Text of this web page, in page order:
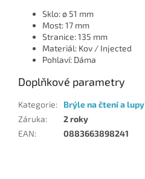
Sklo: ø 51 mm
Most: 17 mm
Stranice: 135 mm
Materiál: Kov / Injected
Pohlaví: Dáma
Doplňkové parametry
Kategorie:
Brýle na čtení a lupy
Záruka:
2 roky
EAN: 0883663898241